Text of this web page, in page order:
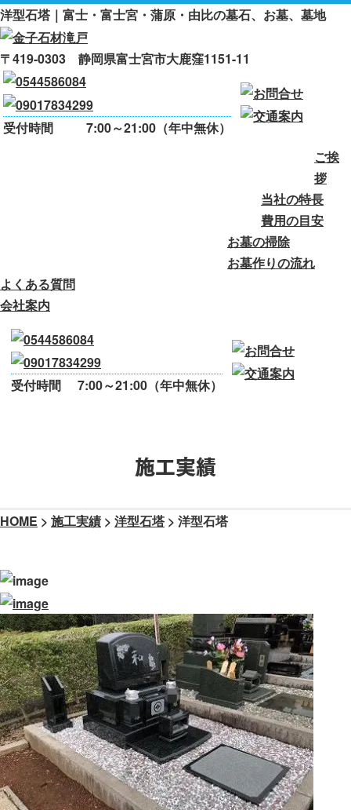
洋型石塔｜富士・富士宮・蒲原・由比の墓石、お墓、墓地
〒419-0303 静岡県富士宮市大鹿窪1151-11
受付時間 7:00～21:00（年中無休）
ご挨
拶
当社の特長
費用の目安
お墓の掃除
お墓作りの流れ
よくある質問
会社案内
受付時間 7:00～21:00（年中無休）
施工実績
HOME > 施工実績 > 洋型石塔> 洋型石塔